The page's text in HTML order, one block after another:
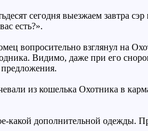
сегодня выезжаем завтра
есть?».
вопросительно взглянул на
Видимо, даже при его
предложения.
из кошелька Охотника в
какой дополнительной одежды.